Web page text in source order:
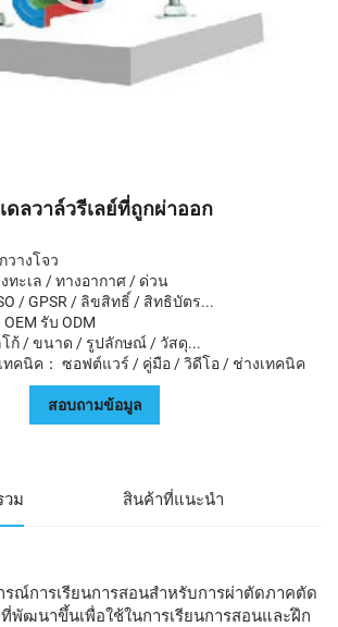
ดลวาล์วรีเลย์ที่ถูกผ่าออก
วางโจว
ทะเล / ทางอากาศ / ด่วน
/ GPSR / ลิขสิทธิ์ / สิทธิบัตร...
รับ ODM
โก้ / ขนาด / รูปลักษณ์ / วัสดุ...
คนิค： ซอฟต์แวร์ / คู่มือ / วิดีโอ / ช่างเทคนิค
สอบถามข้อมูล
วม สินค้าที่แนะนำ
ณ์การเรียนการสอนสำหรับการผ่าตัดภาคตัด
พัฒนาขึ้นเพื่อใช้ในการเรียนการสอนและฝึก